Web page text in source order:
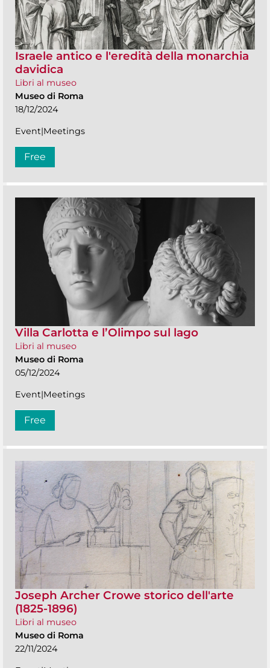
Israele antico e l'eredità della monarchia
davidica
Libri al museo
Museo di Roma
18/12/2024
Event|Meetings
Free
Villa Carlotta e l’Olimpo sul lago
Libri al museo
Museo di Roma
05/12/2024
Event|Meetings
Free
Joseph Archer Crowe storico dell'arte
(1825-1896)
Libri al museo
Museo di Roma
22/11/2024